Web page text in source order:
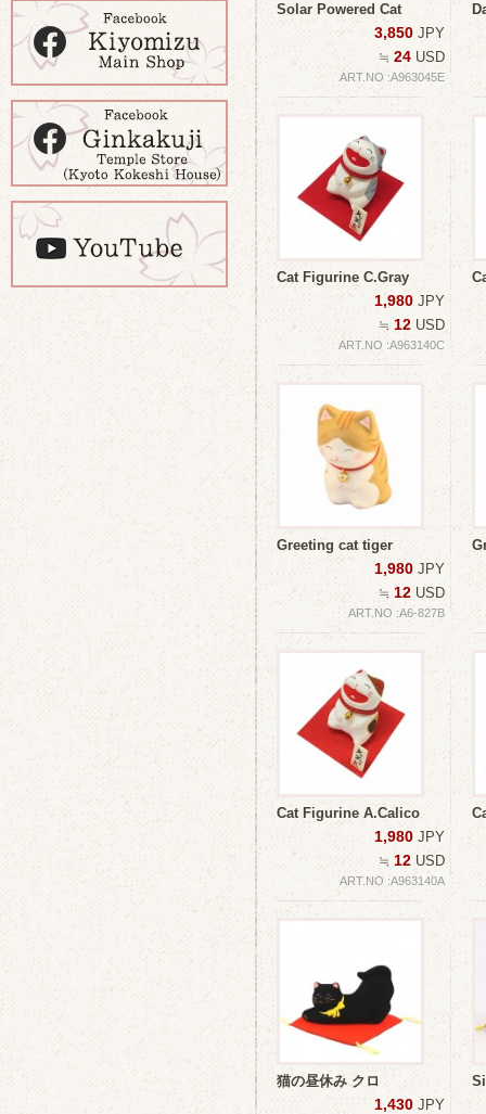
Solar Powered Cat
3,850 JPY
≒ 24 USD
ART.NO :A963045E
Cat Figurine C.Gray
1,980 JPY
≒ 12 USD
ART.NO :A963140C
Greeting cat tiger
1,980 JPY
≒ 12 USD
ART.NO :A6-827B
Cat Figurine A.Calico
1,980 JPY
≒ 12 USD
ART.NO :A963140A
猫の昼休み クロ
1,430 JPY